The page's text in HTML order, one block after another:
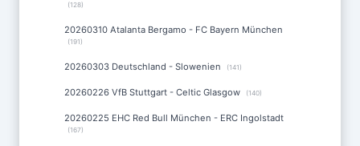
(128)
20260310 Atalanta Bergamo - FC Bayern München
(191)
20260303 Deutschland - Slowenien (141)
20260226 VfB Stuttgart - Celtic Glasgow (140)
20260225 EHC Red Bull München - ERC Ingolstadt
(167)